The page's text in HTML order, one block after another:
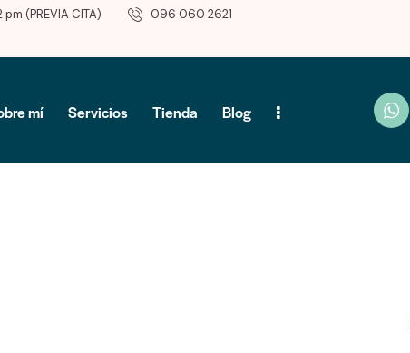
(PREVIA CITA)
096 060 2621
mí Servicios Tienda Blog